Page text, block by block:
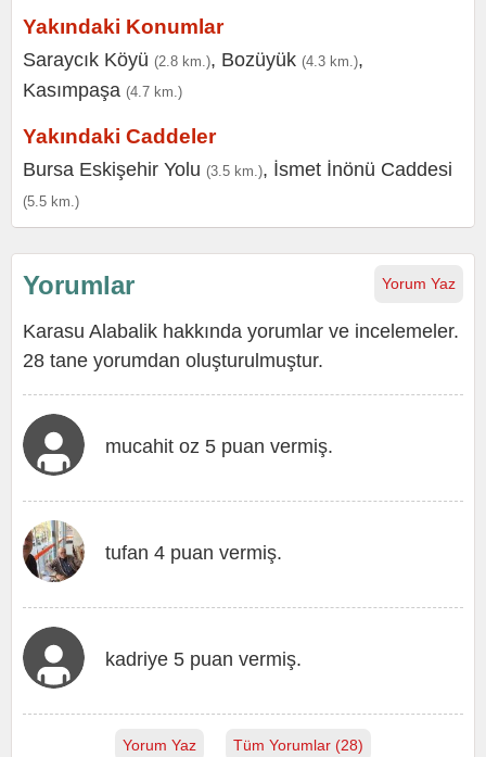
Yakındaki Konumlar
Saraycık Köyü (2.8 km.), Bozüyük (4.3 km.),
Kasımpaşa (4.7 km.)
Yakındaki Caddeler
Bursa Eskişehir Yolu (3.5 km.), İsmet İnönü Caddesi
(5.5 km.)
Yorum Yaz
Yorumlar
Karasu Alabalik hakkında yorumlar ve incelemeler.
28 tane yorumdan oluşturulmuştur.
mucahit oz 5 puan vermiş.
tufan 4 puan vermiş.
kadriye 5 puan vermiş.
Yorum Yaz Tüm Yorumlar (28)